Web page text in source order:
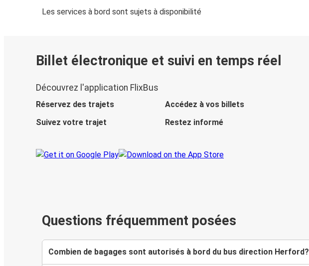
Les services à bord sont sujets à disponibilité
Billet électronique et suivi en temps réel
Découvrez l'application FlixBus
Réservez des trajets
Accédez à vos billets
Suivez votre trajet
Restez informé
Questions fréquemment posées
Combien de bagages sont autorisés à bord du bus direction Herford?